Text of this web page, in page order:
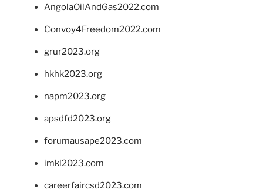
AngolaOilAndGas2022.com
Convoy4Freedom2022.com
grur2023.org
hkhk2023.org
napm2023.org
apsdfd2023.org
forumausape2023.com
imkl2023.com
careerfaircsd2023.com